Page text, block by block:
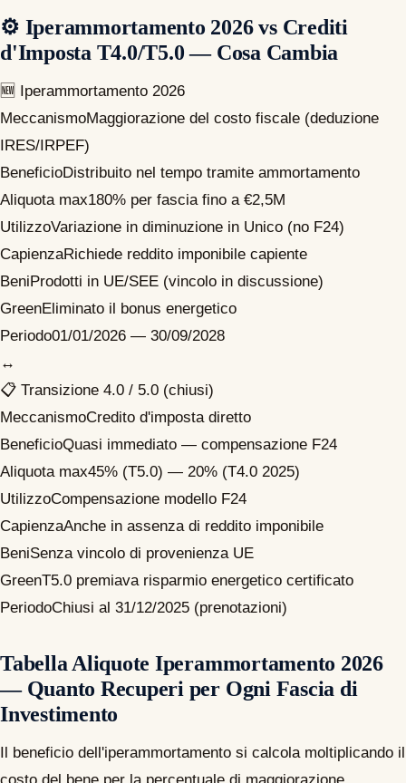
⚙️ Iperammortamento 2026 vs Crediti
d'Imposta T4.0/T5.0 — Cosa Cambia
🆕 Iperammortamento 2026
MeccanismoMaggiorazione del costo fiscale (deduzione
IRES/IRPEF)
BeneficioDistribuito nel tempo tramite ammortamento
Aliquota max180% per fascia fino a €2,5M
UtilizzoVariazione in diminuzione in Unico (no F24)
CapienzaRichiede reddito imponibile capiente
BeniProdotti in UE/SEE (vincolo in discussione)
GreenEliminato il bonus energetico
Periodo01/01/2026 — 30/09/2028
↔
📋 Transizione 4.0 / 5.0 (chiusi)
MeccanismoCredito d'imposta diretto
BeneficioQuasi immediato — compensazione F24
Aliquota max45% (T5.0) — 20% (T4.0 2025)
UtilizzoCompensazione modello F24
CapienzaAnche in assenza di reddito imponibile
BeniSenza vincolo di provenienza UE
GreenT5.0 premiava risparmio energetico certificato
PeriodoChiusi al 31/12/2025 (prenotazioni)
Tabella Aliquote Iperammortamento 2026
— Quanto Recuperi per Ogni Fascia di
Investimento
Il beneficio dell'iperammortamento si calcola moltiplicando il